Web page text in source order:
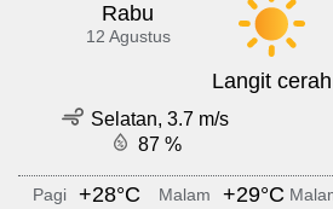
Rabu
12 Agustus
Langit cerah
Selatan, 3.7 m/s
87 %
Pagi +28°C Malam +29°C